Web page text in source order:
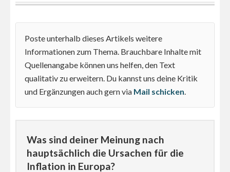
Poste unterhalb dieses Artikels weitere
Informationen zum Thema. Brauchbare Inhalte mit
Quellenangabe können uns helfen, den Text
qualitativ zu erweitern. Du kannst uns deine Kritik
und Ergänzungen auch gern via Mail schicken
Was sind deiner Meinung nach
hauptsächlich die Ursachen für die
Inflation in Europa?